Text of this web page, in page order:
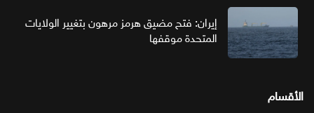
إيران: فتح مضيق هرمز مرهون بتغيير الولايات
المتحدة موقفها
الأقسام